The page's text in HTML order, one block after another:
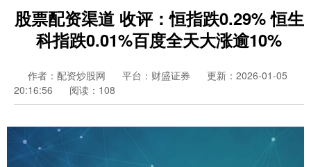
股票配资渠道 收评：恒指跌0.29% 恒生
科指跌0.01%百度全天大涨逾10%
作者：配资炒股网 平台：财盛证券
更新：2026-01-05
20:16:56
阅读：108